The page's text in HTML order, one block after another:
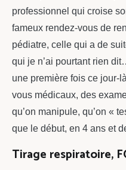
professionnel qui croise
fameux rendez-vous de
pédiatre, celle qui a de
qui je n’ai pourtant rien
une première fois ce jour-
vous médicaux, des
qu’on manipule, qu’on «
que le début, en 4 ans et
Tirage respiratoire,